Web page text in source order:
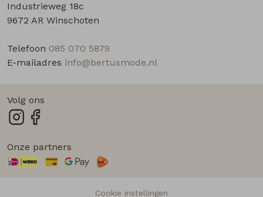
Industrieweg 18c
9672 AR Winschoten
Telefoon 085 070 5879
E-mailadres info@bertusmode.nl
Volg ons
Onze partners
Cookie instellingen